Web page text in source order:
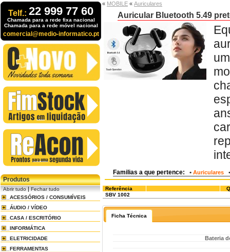
Telf.: 22 999 77 60
Chamada para a rede fixa nacional
Chamada para a rede móvel nacional
comercial@medio-informatico.pt
Produtos
Abrir tudo|Fechar tudo
ACESSÓRIOS / CONSUMÍVEIS
ÁUDIO / VÍDEO
CASA / ESCRITÓRIO
INFORMÁTICA
ELETRICIDADE
FERRAMENTAS
« MOBILE « Auriculares
Auricular Bluetooth 5.49
Familias a que pertence: • Auriculares
Referência
SBV 1002
Ficha Técnica
Bateria